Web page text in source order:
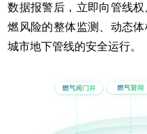
数据报警后，立即向管线
燃风险的整体监测、动态
城市地下管线的安全运行。